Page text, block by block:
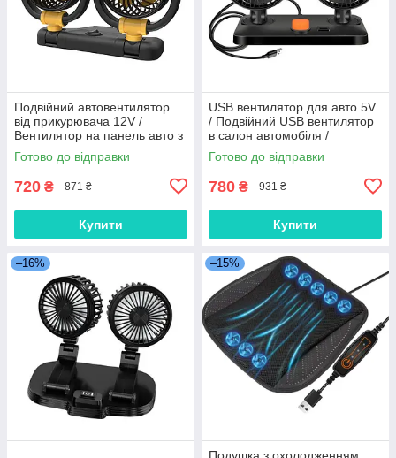
Подвійний автовентилятор
від прикурювача 12V /
Вентилятор на панель авто з
поворотом 360°, чорно-
жовтий
Готово до відправки
720 ₴ 871 ₴
Купити
USB вентилятор для авто 5V
/ Подвійний USB вентилятор
в салон автомобіля /
Автомобільний вентилятор
подвійний 5V
Готово до відправки
780 ₴ 931 ₴
Купити
–16% –15%
Подушка з охолодженням